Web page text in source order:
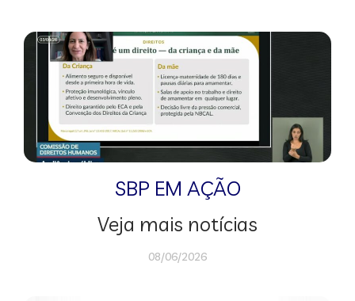
SBP EM AÇÃO
Veja mais notícias
08/06/2026